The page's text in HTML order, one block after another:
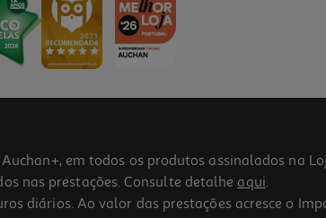
em todos os produtos assinalados na
nas prestações. Consulte detalhe aqui.
diários. Ao valor das prestações acresce o